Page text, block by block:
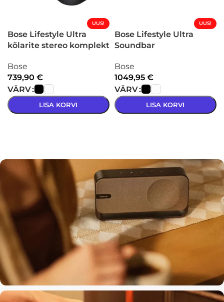
UUS!
Bose Lifestyle Ultra
kõlarite stereo komplekt
Bose
739,90 €
VÄRV
LISA KORVI
UUS!
Bose Lifestyle Ultra
Soundbar
Bose
1049,95 €
VÄRV
LISA KORVI